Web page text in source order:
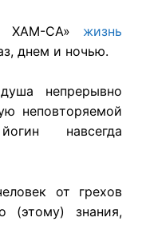
ХАМ-СА» жизнь
днем и ночью.
непрерывно
неповторяемой
навсегда
от грехов
(этому) знания,